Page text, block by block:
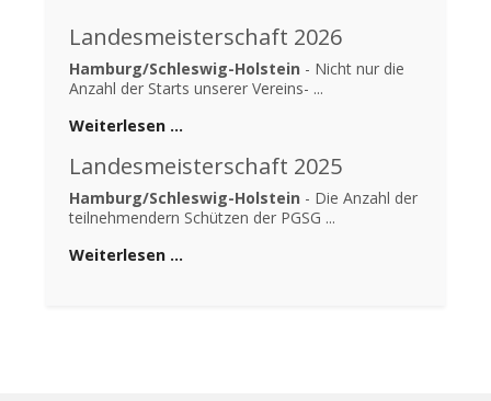
Landesmeisterschaft 2026
Hamburg/Schleswig-Holstein - Nicht nur die
Anzahl der Starts unserer Vereins- ...
Weiterlesen …
Landesmeisterschaft 2025
Hamburg/Schleswig-Holstein - Die Anzahl der
teilnehmendern Schützen der PGSG ...
Weiterlesen …